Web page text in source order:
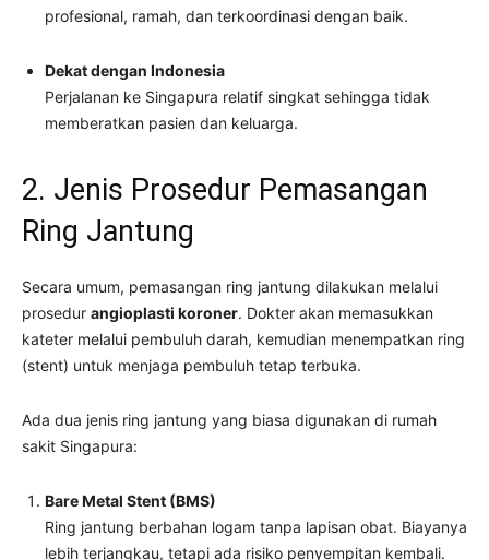
profesional, ramah, dan terkoordinasi dengan baik.
Dekat dengan Indonesia
Perjalanan ke Singapura relatif singkat sehingga tidak
memberatkan pasien dan keluarga.
2. Jenis Prosedur Pemasangan
Ring Jantung
Secara umum, pemasangan ring jantung dilakukan melalui
prosedur angioplasti koroner. Dokter akan memasukkan
kateter melalui pembuluh darah, kemudian menempatkan ring
(stent) untuk menjaga pembuluh tetap terbuka.
Ada dua jenis ring jantung yang biasa digunakan di rumah
sakit Singapura:
Bare Metal Stent (BMS)
Ring jantung berbahan logam tanpa lapisan obat. Biayanya
lebih terjangkau, tetapi ada risiko penyempitan kembali.